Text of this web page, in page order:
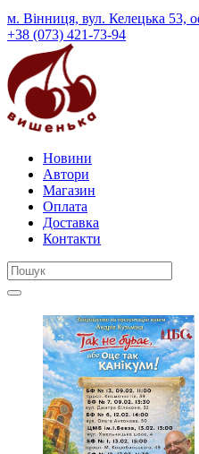
м. Вінниця, вул. Келецька 53,
+38 (073) 421-73-94
Новини
Автори
Магазин
Оплата
Доставка
Контакти